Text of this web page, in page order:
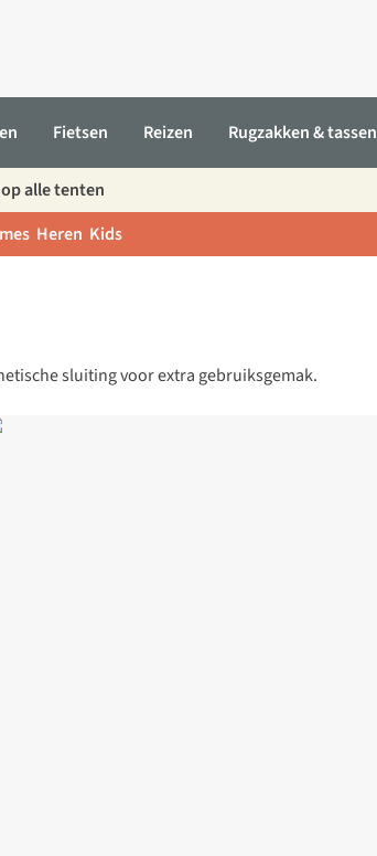
cart
Fietsen Reizen Rugzakken & tassen
alle tenten
Heren Kids
sluiting voor extra gebruiksgemak.